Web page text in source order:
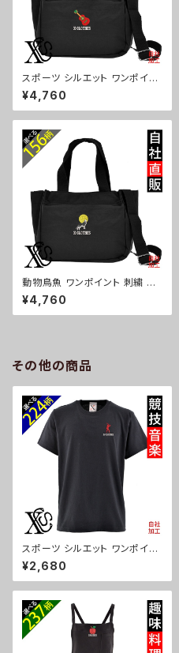
スポーツ シルエット ワンポイン
ト 刺繍トート ショルダーバッグ
カジュアル 軽量 レディース メン
ズ 雑貨 グッズ 自社ブランド 柄
バスケ テニス 和太鼓 大相撲 or
i-a-bg181-b08-s
¥4,760
動物鳥魚 ワンポイント 刺繍 ト
ート ショルダーバッグ カジュア
ル 軽量 レディース メンズ 雑貨
グッズ 自社ブランド 柄 馬 豚 魚
¥4,760
その他の商品
スポーツ シルエット ワンポイン
ト 刺繍 プレゼント 5.6oz オリ
ジナル 半袖 Tシャツ メンズ ロ
ゴ おしゃれ tシャツ 無地 カット
紺 自社ブランド 父の日 お祭り
トップス グッズ 文字 面白い お
もしろ 卒団 記念品 部活 卒業 o
ri-am-tst2-b08-s
¥2,680